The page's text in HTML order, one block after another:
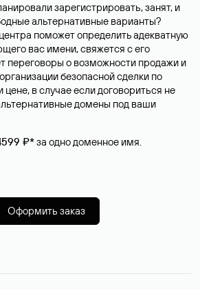
зарегистрировать, занят, и
альтернативные варианты?
поможет определить адекватную
вас имени, свяжется с его
переговоры о возможности продажи и
безопасной сделки по
в случае если договориться не
домены под ваши
₽*за одно доменное имя.
Оформить заказ